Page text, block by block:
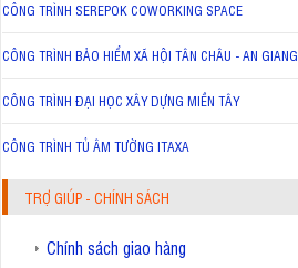
CÔNG TRÌNH SEREPOK COWORKING SPACE
CÔNG TRÌNH BẢO HIỂM XÃ HỘI TÂN CHÂU - AN GIANG
CÔNG TRÌNH ĐẠI HỌC XÂY DỰNG MIỀN TÂY
CÔNG TRÌNH TỦ ÂM TƯỜNG ITAXA
TRỢ GIÚP - CHÍNH SÁCH
Chính sách giao hàng